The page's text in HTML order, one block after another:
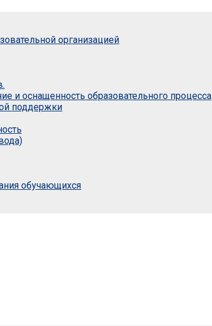
организацией
и оснащенность образовательного процесса
поддержки
обучающихся